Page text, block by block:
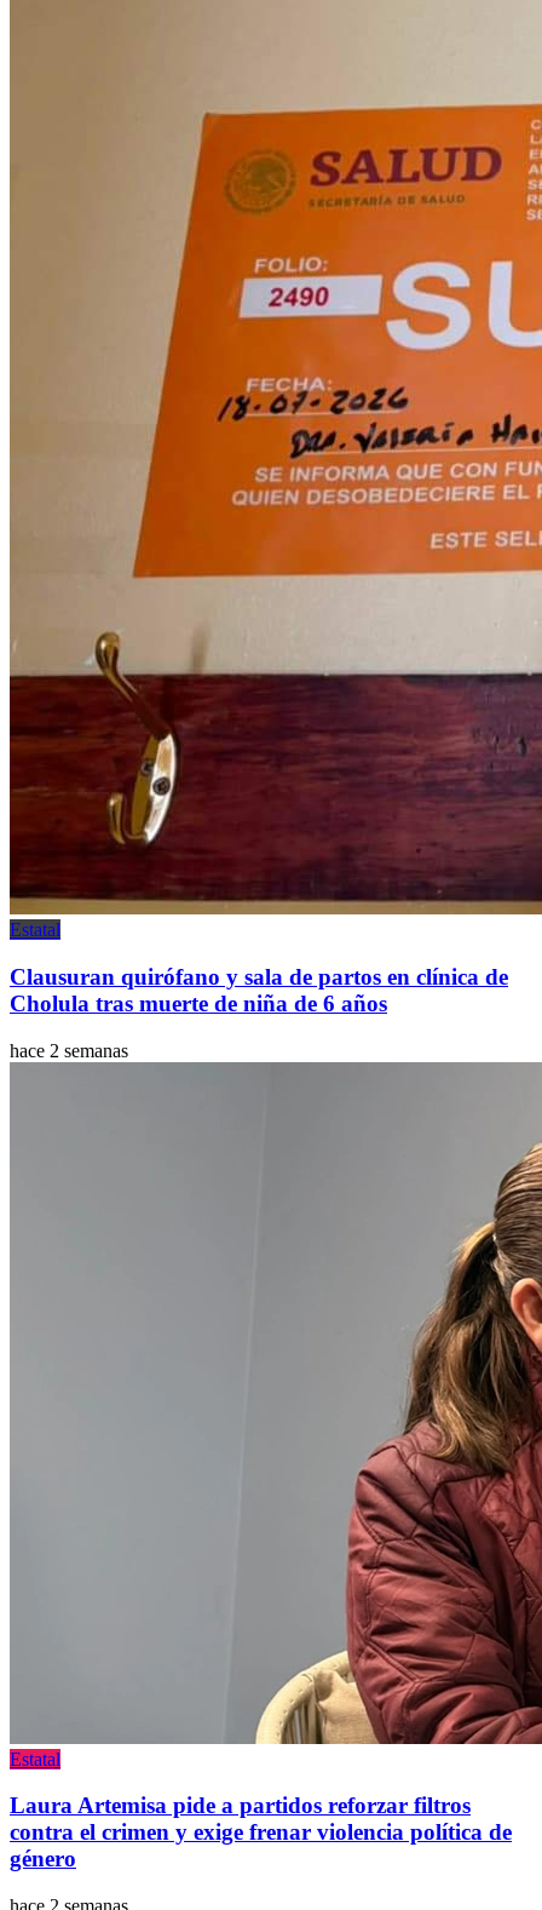
Estatal
Clausuran quirófano y sala de partos en clínica de
Cholula tras muerte de niña de 6 años
hace 2 semanas
Estatal
Laura Artemisa pide a partidos reforzar filtros
contra el crimen y exige frenar violencia política de
género